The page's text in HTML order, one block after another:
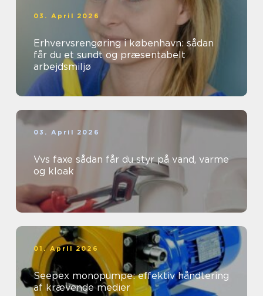
03. April 2026
Erhvervsrengøring i københavn: sådan
får du et sundt og præsentabelt
arbejdsmiljø
03. April 2026
Vvs faxe sådan får du styr på vand, varme
og kloak
01. April 2026
Seepex monopumpe: effektiv håndtering
af krævende medier